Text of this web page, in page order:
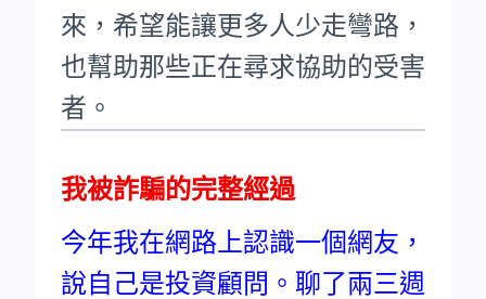
來，希望能讓更多人少走彎路，
也幫助那些正在尋求協助的受害
者。
我被詐騙的完整經過
今年我在網路上認識一個網友，
說自己是投資顧問。聊了兩三週